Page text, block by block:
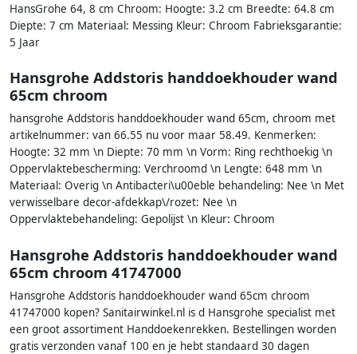
HansGrohe 64, 8 cm Chroom: Hoogte: 3.2 cm Breedte: 64.8 cm
Diepte: 7 cm Materiaal: Messing Kleur: Chroom Fabrieksgarantie:
5 Jaar
Hansgrohe Addstoris handdoekhouder wand
65cm chroom
hansgrohe Addstoris handdoekhouder wand 65cm, chroom met
artikelnummer: van 66.55 nu voor maar 58.49. Kenmerken:
Hoogte: 32 mm \n Diepte: 70 mm \n Vorm: Ring rechthoekig \n
Oppervlaktebescherming: Verchroomd \n Lengte: 648 mm \n
Materiaal: Overig \n Antibacteri\u00eble behandeling: Nee \n Met
verwisselbare decor-afdekkap\/rozet: Nee \n
Oppervlaktebehandeling: Gepolijst \n Kleur: Chroom
Hansgrohe Addstoris handdoekhouder wand
65cm chroom 41747000
Hansgrohe Addstoris handdoekhouder wand 65cm chroom
41747000 kopen? Sanitairwinkel.nl is d Hansgrohe specialist met
een groot assortiment Handdoekenrekken. Bestellingen worden
gratis verzonden vanaf 100 en je hebt standaard 30 dagen